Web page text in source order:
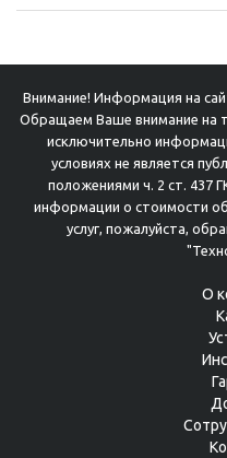
Внимание! Информация на
Обращаем Ваше внимание на
исключительно
условиях не является
положениями ч. 2 ст. 437
информации о стоимости
услуг, пожалуйста,
О